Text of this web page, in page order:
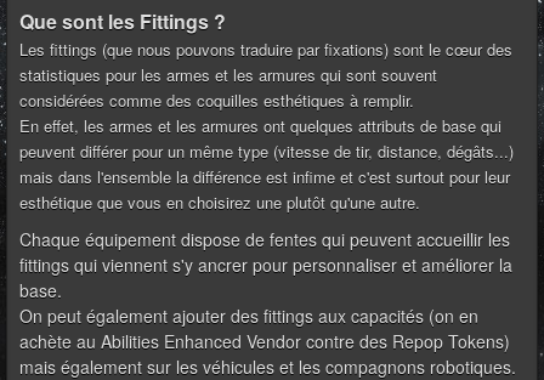
Que sont les Fittings ?
Les fittings (que nous pouvons traduire par fixations) sont le cœur des
statistiques pour les armes et les armures qui sont souvent
considérées comme des coquilles esthétiques à remplir.
En effet, les armes et les armures ont quelques attributs de base qui
peuvent différer pour un même type (vitesse de tir, distance, dégâts...)
mais dans l'ensemble la différence est infime et c'est surtout pour leur
esthétique que vous en choisirez une plutôt qu'une autre.
Chaque équipement dispose de fentes qui peuvent accueillir les
fittings qui viennent s'y ancrer pour personnaliser et améliorer la
base.
On peut également ajouter des fittings aux capacités (on en
achète au Abilities Enhanced Vendor contre des Repop Tokens)
mais également sur les véhicules et les compagnons robotiques.